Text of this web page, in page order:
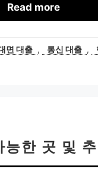
Read more
면 대출 , 통신 대출 ,
능한 곳 및